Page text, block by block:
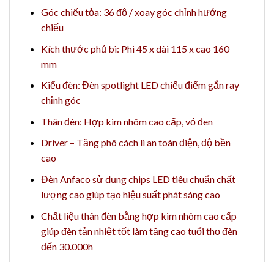
Góc chiếu tỏa: 36 độ / xoay góc chỉnh hướng
chiếu
Kích thước phủ bì: Phi 45 x dài 115 x cao 160
mm
Kiểu đèn: Đèn spotlight LED chiếu điểm gắn ray
chỉnh góc
Thân đèn: Hợp kim nhôm cao cấp, vỏ đen
Driver – Tăng phô cách li an toàn điện, độ bền
cao
Đèn Anfaco sử dụng chips LED tiêu chuẩn chất
lượng cao giúp tạo hiệu suất phát sáng cao
Chất liệu thân đèn bằng hợp kim nhôm cao cấp
giúp đèn tản nhiệt tốt làm tăng cao tuổi thọ đèn
đến 30.000h